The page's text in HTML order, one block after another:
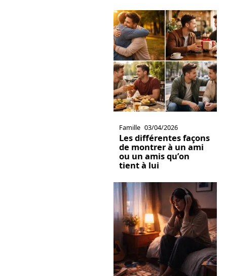
Famille 03/04/2026
Les différentes façons
de montrer à un ami
ou un amis qu’on
tient à lui